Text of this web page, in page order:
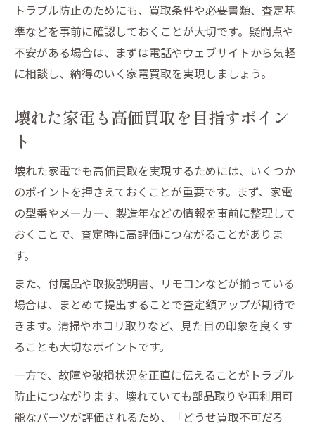
トラブル防止のためにも、買取条件や必要書類、査定基
準などを事前に確認しておくことが大切です。疑問点や
不安がある場合は、まずは電話やウェブサイトから気軽
に相談し、納得のいく家電買取を実現しましょう。
壊れた家電も高価買取を目指すポイン
ト
壊れた家電でも高価買取を実現するためには、いくつか
のポイントを押さえておくことが重要です。まず、家電
の型番やメーカー、製造年などの情報を事前に整理して
おくことで、査定時に高評価につながることがありま
す。
また、付属品や取扱説明書、リモコンなどが揃っている
場合は、まとめて提出することで査定額アップが期待で
きます。清掃やホコリ取りなど、見た目の印象を良くす
ることも大切なポイントです。
一方で、故障や破損状況を正直に伝えることがトラブル
防止につながります。壊れていても部品取りや再利用可
能なパーツが評価されるため、「どうせ買取不可だろ